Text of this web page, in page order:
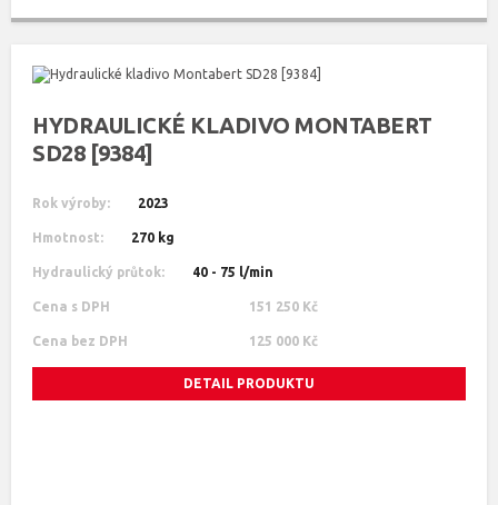
HYDRAULICKÉ KLADIVO MONTABERT
SD28 [9384]
Rok výroby: 2023
Hmotnost: 270 kg
Hydraulický průtok: 40 - 75 l/min
Cena s DPH 151 250 Kč
Cena bez DPH 125 000 Kč
DETAIL PRODUKTU